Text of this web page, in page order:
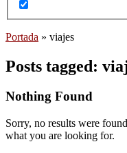
Portada » viajes
Posts tagged:
Nothing Found
Sorry, no results were
what you are looking for.